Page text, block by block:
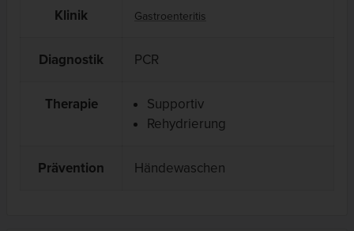
Klinik Gastroenteritis
Diagnostik PCR
Therapie
Supportiv
Rehydrierung
Prävention Händewaschen